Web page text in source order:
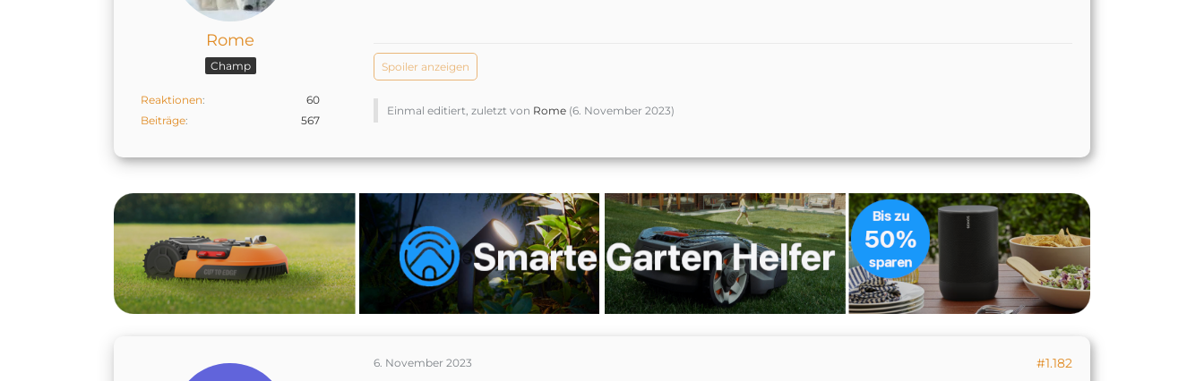
Rome
Champ
Reaktionen
60
Beiträge
567
Spoiler anzeigen
Einmal editiert, zuletzt von Rome (6. November 2023)
6. November 2023 #1.182